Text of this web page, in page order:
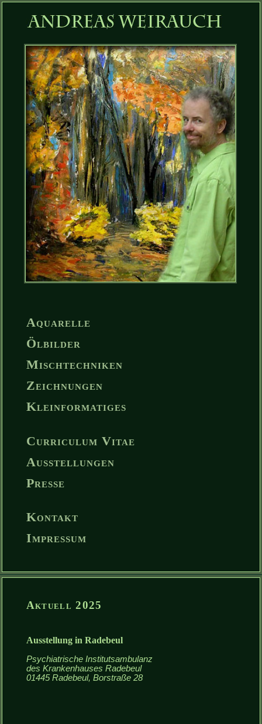
Aquarelle
Ölbilder
Mischtechniken
Zeichnungen
Kleinformatiges
Curriculum Vitae
Ausstellungen
Presse
Kontakt
Impressum
Aktuell 2025
Ausstellung in Radebeul
Psychiatrische Institutsambulanz
des Krankenhauses Radebeul
01445 Radebeul, Borstraße 28